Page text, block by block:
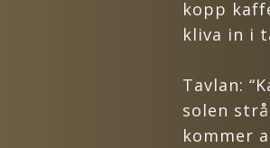
kopp
kliva in i
Tavlan:
solen
kommer